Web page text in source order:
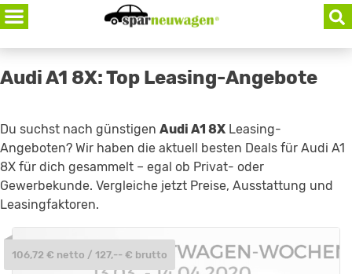
Skip
to
content
Audi A1 8X: Top Leasing-Angebote
Du suchst nach günstigen Audi A1 8X Leasing-
Angeboten? Wir haben die aktuell besten Deals für Audi A1
8X für dich gesammelt – egal ob Privat- oder
Gewerbekunde. Vergleiche jetzt Preise, Ausstattung und
Leasingfaktoren.
106,72 € netto / 127,-- € brutto